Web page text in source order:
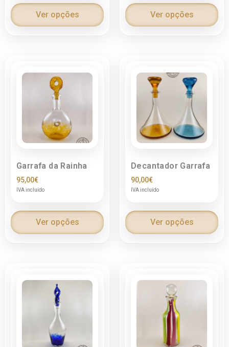
Ver opções Ver opções
Garrafa da Rainha
95,00€
IVA incluído
Ver opções
Decantador Garrafa
90,00€
IVA incluído
Ver opções